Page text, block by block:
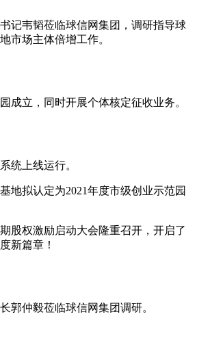
韦韬莅临球信网集团，调研指导球
地市场主体倍增工作。
成立，同时开展个体核定征收业务。
统上线运行。
地拟认定为2021年度市级创业示范园
第一期股权激励启动大会隆重召开，开启了
新篇章！
郭仲毅莅临球信网集团调研。